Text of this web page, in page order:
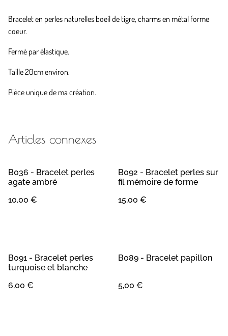
Bracelet en perles naturelles boeil de tigre, charms en métal forme
coeur.
Fermé par élastique.
Taille 20cm environ.
Pièce unique de ma création.
Articles connexes
B036 - Bracelet perles
agate ambré
10,00 €
B092 - Bracelet perles sur
fil mémoire de forme
15,00 €
B091 - Bracelet perles
turquoise et blanche
6,00 €
B089 - Bracelet papillon
5,00 €